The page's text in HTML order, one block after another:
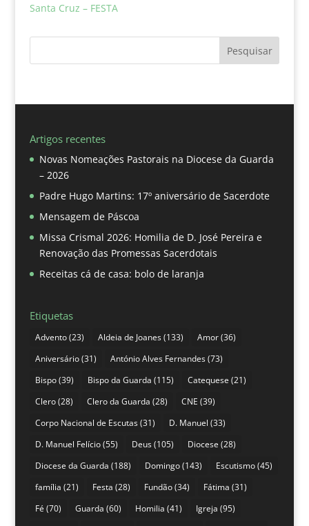
Santa Cruz – FESTA
Pesquisar
Artigos recentes
Novas Nomeações Pastorais na Diocese da Guarda
– 2026
Padre Hugo Martins: 17º aniversário de Sacerdote
Mensagem de Páscoa
Missa Crismal 2026: Homilia de D. José Pereira e
Renovação das Promessas Sacerdotais
Receitas cá de casa: bolo de laranja
Etiquetas
Advento(23) Aldeia de Joanes(133) Amor(36)
Aniversário(31) António Alves Fernandes(73)
Bispo(39) Bispo da Guarda (115) Catequese (21)
Clero(28) Clero da Guarda (28) CNE (39)
Corpo Nacional de Escutas(31) D. Manuel (33)
D. Manuel Felício(55) Deus(105) Diocese (28)
Diocese da Guarda (188) Domingo(143) Escutismo(45)
família (21) Festa (28) Fundão(34) Fátima (31)
Fé (70) Guarda (60) Homilia (41) Igreja (95)